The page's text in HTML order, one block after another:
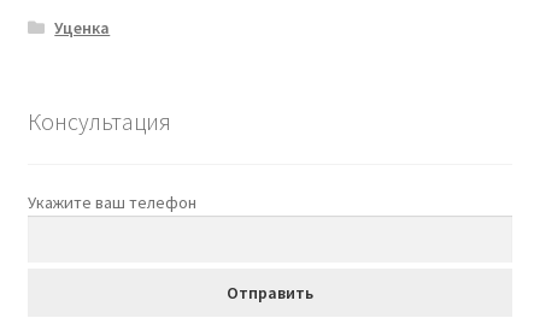
Уценка
Консультация
Укажите ваш телефон